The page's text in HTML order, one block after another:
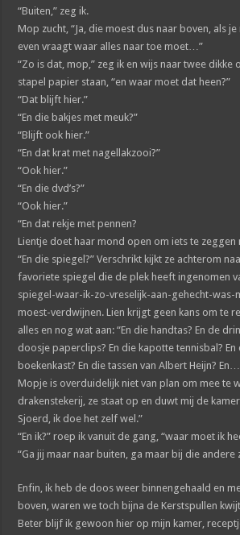
“Buiten,” zeg ik.
Mop zucht, “Ja, die moest dus naar boven, als
even vraagt waar alles naar toe moet…”
“Zo is dat, mop,” zeg ik en wijs naar twee dikke
stapel papier staan, “en waar moet dat heen?”
“Dat blijft hier.”
“En die bakjes met meuk?”
“Blijft ook hier.”
“En dat krat met nagellakzooi?”
“Ook hier.”
“En die dvd’s?”
“Ook hier.”
“En dat rekje met pennen?
Lientje doet haar mond open om iets te zeggen
“En die spiegel?” Verschrikt kijkt ze achterom
favoriete spiegel die de plek heeft ingenomen
spiegel-waar-ik-zo-vreselijk-aan-gehecht-was-
moest-verdwijnen. Lien krijgt geen kans om te
alles en nog wat aan: “En die handtas? En de
doosje paperclips? En die kapotte tennisbal?
boekenkast? En die tassen van Albert Heijn?
Mopje is overduidelijk niet van plan om mee te
drakenstekerij, ze staat op en duwt mij de kamer
Sjoerd, ik doe het zelf wel.”
“En ik?” roep ik vanuit de gang, “waar moet ik
“Ga jij maar naar buiten, ga maar bij die andere
Enfin, ik heb de doos weer binnengehaald en
boven, waren we toch bijna de Kerstspullen
Beter blijf ik gewoon hier op mijn kamer,